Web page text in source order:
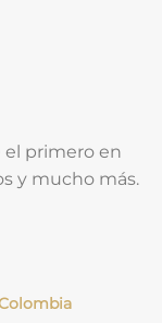
el primero en
y mucho más.